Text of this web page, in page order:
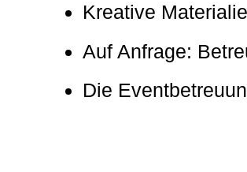
Kreative
Auf Anfrage:
Die